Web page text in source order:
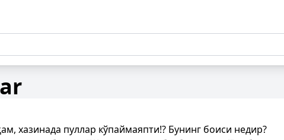
хазинада пуллар кўпаймаяпти!? Бунинг боиси недир?